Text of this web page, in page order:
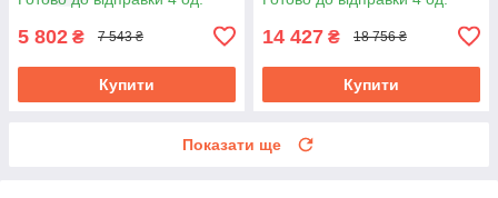
5 802 ₴ 7 543 ₴
Купити
14 427 ₴ 18 756 ₴
Купити
Показати ще